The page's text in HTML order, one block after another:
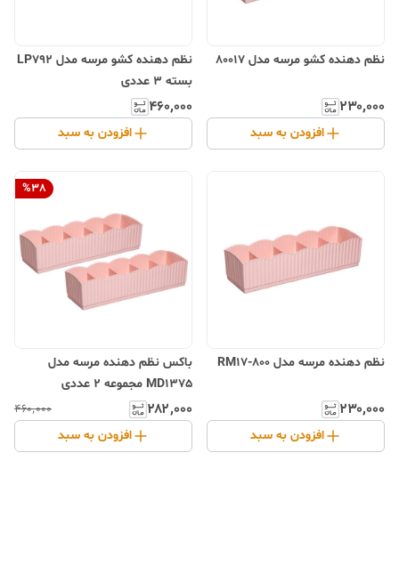
نظم دهنده کشو مرسه مدل 80017
۲۳۰٬۰۰۰
افزودن به سبد
نظم دهنده کشو مرسه مدل LP792
بسته 3 عددی
۴۶۰٬۰۰۰
افزودن به سبد
نظم دهنده مرسه مدل RM17-800
۲۳۰٬۰۰۰
افزودن به سبد
%38
باکس نظم دهنده مرسه مدل
MD1375 مجموعه 2 عددی
۲۸۲٬۰۰۰ ۴۶۰٬۰۰۰
افزودن به سبد